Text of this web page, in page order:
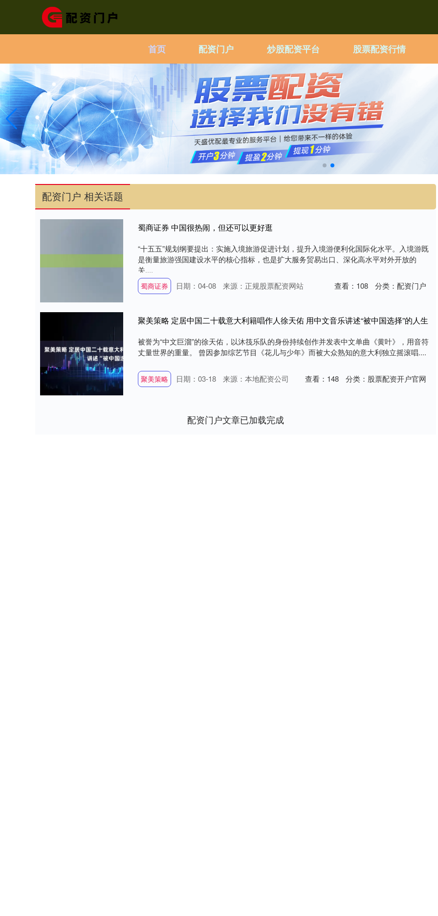
首页 配资门户 炒股配资平台 股票配资行情
配资门户 相关话题
蜀商证券 中国很热闹，但还可以更好逛
“十五五”规划纲要提出：实施入境旅游促进计划，提升入境游便利化国际化水平。入境游既
是衡量旅游强国建设水平的核心指标，也是扩大服务贸易出口、深化高水平对外开放的
关....
蜀商证券 日期：04-08 来源：正规股票配资网站 查看： 108 分类： 配资门户
聚美策略 定居中国二十载意大利籍唱作人徐天佑 用中文音乐讲述“被中国选择”的人生
被誉为“中文巨溜”的徐天佑，以沐筏乐队的身份持续创作并发表中文单曲《黄叶》，用音符
丈量世界的重量。 曾因参加综艺节目《花儿与少年》而被大众熟知的意大利独立摇滚唱....
聚美策略 日期：03-18 来源：本地配资公司 查看： 148 分类： 股票配资开户官网
配资门户文章已加载完成